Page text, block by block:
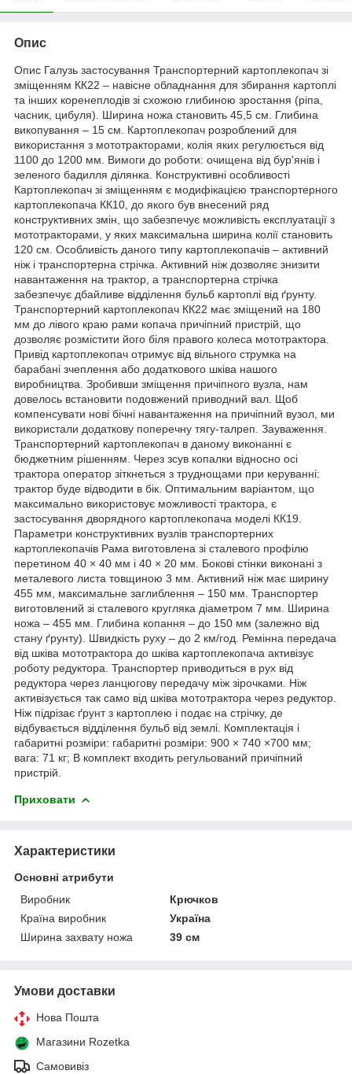
Опис
Опис Галузь застосування Транспортерний картоплекопач зі
зміщенням КК22 – навісне обладнання для збирання картоплі
та інших коренеплодів зі схожою глибиною зростання (ріпа,
часник, цибуля). Ширина ножа становить 45,5 см. Глибина
викопування – 15 см. Картоплекопач розроблений для
використання з мототракторами, колія яких регулюється від
1100 до 1200 мм. Вимоги до роботи: очищена від бур'янів і
зеленого бадилля ділянка. Конструктивні особливості
Картоплекопач зі зміщенням є модифікацією транспортерного
картоплекопача КК10, до якого був внесений ряд
конструктивних змін, що забезпечує можливість експлуатації з
мототракторами, у яких максимальна ширина колії становить
120 см. Особливість даного типу картоплекопачів – активний
ніж і транспортерна стрічка. Активний ніж дозволяє знизити
навантаження на трактор, а транспортерна стрічка
забезпечує дбайливе відділення бульб картоплі від ґрунту.
Транспортерний картоплекопач КК22 має зміщений на 180
мм до лівого краю рами копача причіпний пристрій, що
дозволяє розмістити його біля правого колеса мототрактора.
Привід картоплекопач отримує від вільного струмка на
барабані зчеплення або додаткового шківа нашого
виробництва. Зробивши зміщення причіпного вузла, нам
довелось встановити подовжений приводний вал. Щоб
компенсувати нові бічні навантаження на причіпний вузол, ми
використали додаткову поперечну тягу-талреп. Зауваження.
Транспортерний картоплекопач в даному виконанні є
бюджетним рішенням. Через зсув копалки відносно осі
трактора оператор зіткнеться з труднощами при керуванні:
трактор буде відводити в бік. Оптимальним варіантом, що
максимально використовує можливості трактора, є
застосування дворядного картоплекопача моделі КК19.
Параметри конструктивних вузлів транспортерних
картоплекопачів Рама виготовлена зі сталевого профілю
перетином 40 × 40 мм і 40 × 20 мм. Бокові стінки виконані з
металевого листа товщиною 3 мм. Активний ніж має ширину
455 мм, максимальне заглиблення – 150 мм. Транспортер
виготовлений зі сталевого кругляка діаметром 7 мм. Ширина
ножа – 455 мм. Глибина копання – до 150 мм (залежно від
стану ґрунту). Швидкість руху – до 2 км/год. Ремінна передача
від шківа мототрактора до шківа картоплекопача активізує
роботу редуктора. Транспортер приводиться в рух від
редуктора через ланцюгову передачу між зірочками. Ніж
активізується так само від шківа мототрактора через редуктор.
Ніж підрізає ґрунт з картоплею і подає на стрічку, де
відбувається відділення бульб від землі. Комплектація і
габаритні розміри: габаритні розміри: 900 × 740 ×700 мм;
вага: 71 кг; В комплект входить регульований причіпний
пристрій.
Приховати
Характеристики
Основні атрибути
Виробник
Крючков
Країна виробник
Україна
Ширина захвату ножа
39 см
Умови доставки
Нова Пошта
Магазини Rozetka
Самовивіз